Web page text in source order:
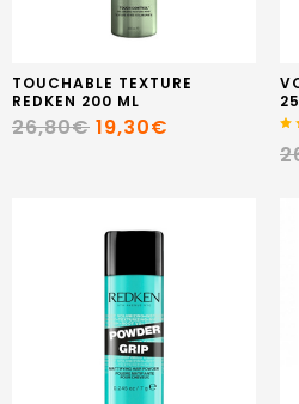
TOUCHABLE TEXTURE
REDKEN 200 ML
26,80€ 19,30€